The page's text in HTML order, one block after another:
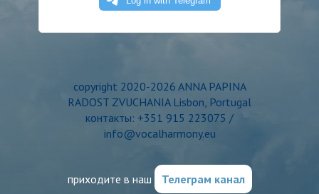
copyright 2020-2026 ANNA PAPINA
RADOST ZVUCHANIA Lisbon, Portugal
контакты: +351 915 223075 /
info@vocalharmony.eu
приходите в наш Телеграм канал